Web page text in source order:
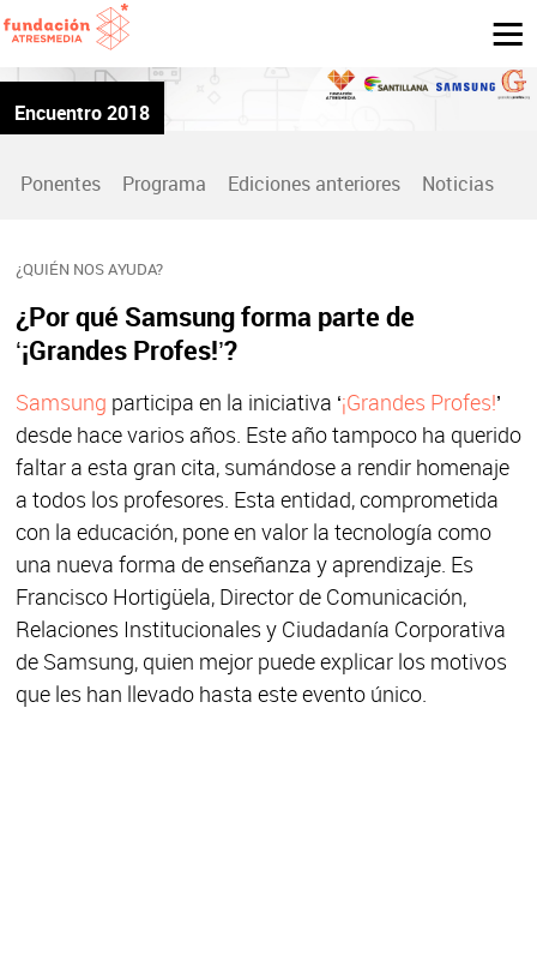
Encuentro 2018
Ponentes Programa Ediciones anteriores Noticias
¿QUIÉN NOS AYUDA?
¿Por qué Samsung forma parte de
‘¡Grandes Profes!’?
Samsung participa en la iniciativa ‘¡Grandes Profes!’
desde hace varios años. Este año tampoco ha querido
faltar a esta gran cita, sumándose a rendir homenaje
a todos los profesores. Esta entidad, comprometida
con la educación, pone en valor la tecnología como
una nueva forma de enseñanza y aprendizaje. Es
Francisco Hortigüela, Director de Comunicación,
Relaciones Institucionales y Ciudadanía Corporativa
de Samsung, quien mejor puede explicar los motivos
que les han llevado hasta este evento único.